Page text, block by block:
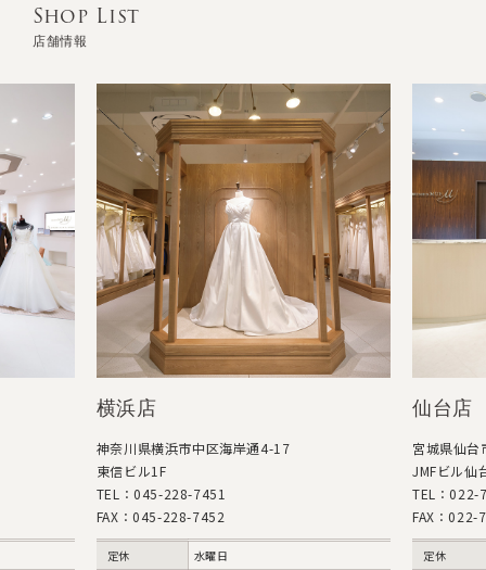
Shop List
店舗情報
横浜店
神奈川県横浜市中区海岸通4-17
東信ビル1F
TEL：045-228-7451
FAX：045-228-7452
定休
水曜日
仙台店
宮城県仙
JMFビル仙
TEL：022-
FAX：022-
定休